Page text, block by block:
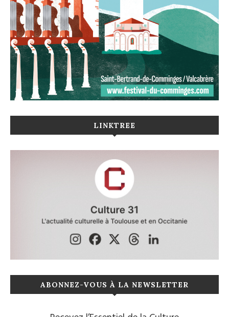
LINKTREE
ABONNEZ-VOUS À LA NEWSLETTER